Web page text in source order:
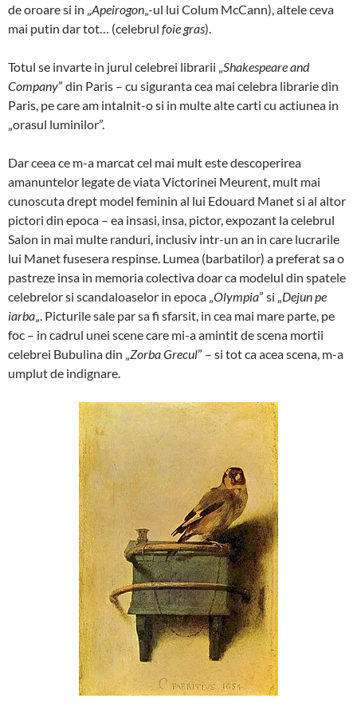
de oroare si in „ Apeirogon „-ul lui Colum McCann), altele ceva
mai putin dar tot… (celebrul foie gras).
Totul se invarte in jurul celebrei librarii „ Shakespeare and
Company” din Paris – cu siguranta cea mai celebra librarie din
Paris, pe care am intalnit-o si in multe alte carti cu actiunea in
„orasul luminilor”.
Dar ceea ce m-a marcat cel mai mult este descoperirea
amanuntelor legate de viata Victorinei Meurent, mult mai
cunoscuta drept model feminin al lui Edouard Manet si al altor
pictori din epoca – ea insasi, insa, pictor, expozant la celebrul
Salon in mai multe randuri, inclusiv intr-un an in care lucrarile
lui Manet fusesera respinse. Lumea (barbatilor) a preferat sa o
pastreze insa in memoria colectiva doar ca modelul din spatele
celebrelor si scandaloaselor in epoca „ Olympia” si „ Dejun pe
iarba „. Picturile sale par sa fi sfarsit, in cea mai mare parte, pe
foc – in cadrul unei scene care mi-a amintit de scena mortii
celebrei Bubulina din „ Zorba Grecul” – si tot ca acea scena, m-a
umplut de indignare.